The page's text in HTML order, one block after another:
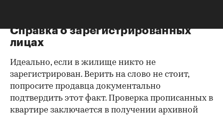
Справка о зарегистрированных
лицах
Идеально, если в жилище никто не
зарегистрирован. Верить на слово не стоит,
попросите продавца документально
подтвердить этот факт. Проверка прописанных в
квартире заключается в получении архивной